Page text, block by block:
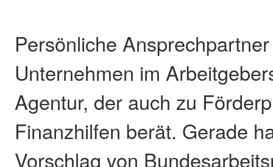
Persönliche
Unternehmen im
Agentur, der auch zu
Finanzhilfen berät. Gerade
Vorschlag von